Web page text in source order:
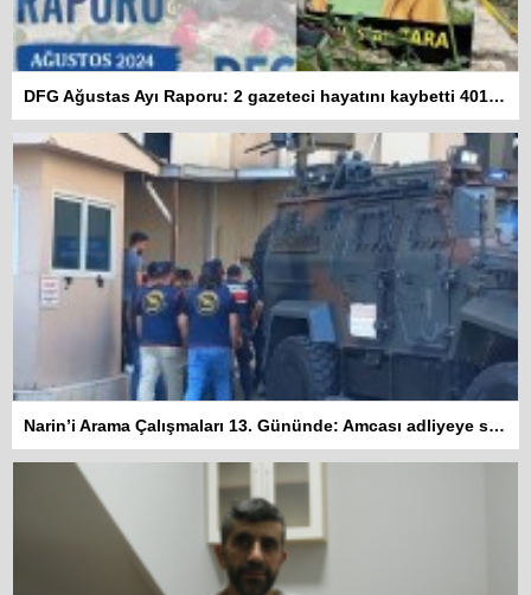
DFG Ağustas Ayı Raporu: 2 gazeteci hayatını kaybetti 401 habere erişim engeli getirildi
Narin’i Arama Çalışmaları 13. Gününde: Amcası adliyeye sevk edildi